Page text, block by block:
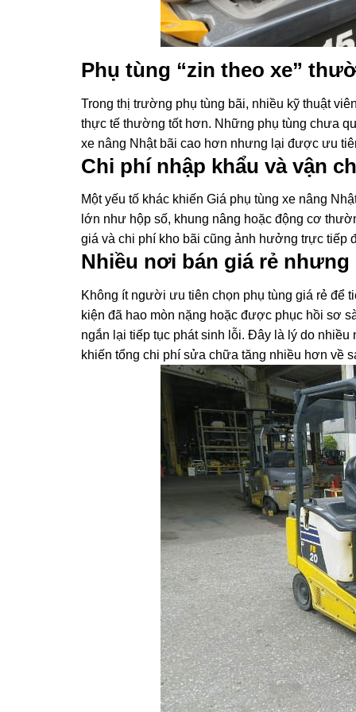
Phụ tùng “zin theo xe”
Trong thị trường phụ tùng bãi, nhiều kỹ thuật
thực tế thường tốt hơn. Những phụ tùng chưa
xe nâng Nhật bãi cao hơn nhưng lại được ưu
Chi phí nhập khẩu và vận
Một yếu tố khác khiến Giá phụ tùng xe nâng
lớn như hộp số, khung nâng hoặc động cơ
giá và chi phí kho bãi cũng ảnh hưởng trực tiếp
Nhiều nơi bán giá rẻ
Không ít người ưu tiên chọn phụ tùng giá rẻ để
kiện đã hao mòn nặng hoặc được phục hồi sơ
ngắn lại tiếp tục phát sinh lỗi. Đây là lý do
khiến tổng chi phí sửa chữa tăng nhiều hơn về